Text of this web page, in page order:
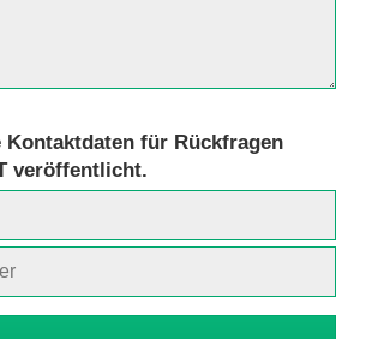
Kontaktdaten für Rückfragen
veröffentlicht.